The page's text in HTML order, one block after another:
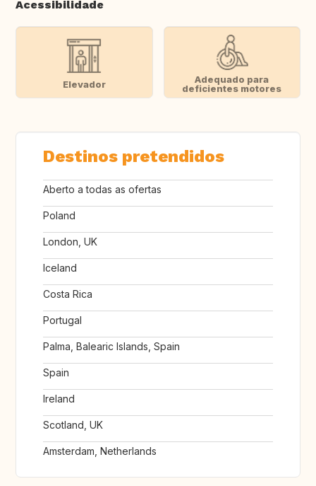
Acessibilidade
Elevador
Adequado para
deficientes motores
Destinos pretendidos
Aberto a todas as ofertas
Poland
London, UK
Iceland
Costa Rica
Portugal
Palma, Balearic Islands, Spain
Spain
Ireland
Scotland, UK
Amsterdam, Netherlands